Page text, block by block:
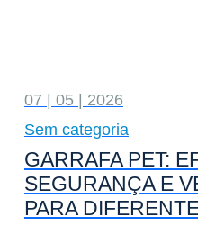
07 | 05 | 2026
Sem categoria
GARRAFA PET:
SEGURANÇA E
PARA